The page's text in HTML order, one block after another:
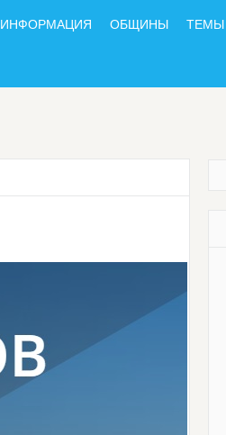
ИНФОРМАЦИЯ ОБЩИНЫ ТЕМЫ